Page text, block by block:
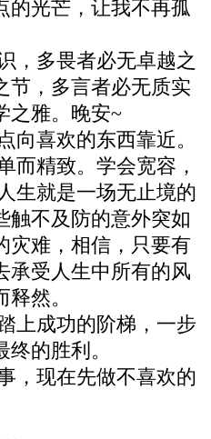
的光芒，让我不再孤
，多畏者必无卓越之
节，多言者必无质实
之雅。晚安~
向喜欢的东西靠近。
而精致。学会宽容，
生就是一场无止境的
触不及防的意外突如
灾难，相信，只要有
承受人生中所有的风
然。
上成功的阶梯，一步
的胜利。
，现在先做不喜欢的